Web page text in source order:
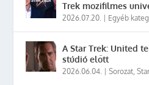
Trek mozifilmes
2026.07.20. Egyéb
A Star Trek: United
stúdió előtt
2026.06.04. |Sorozat,